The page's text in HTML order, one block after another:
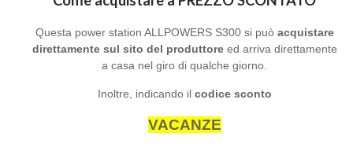
Questa power station ALLPOWERS S300 si può acquistare
direttamente sul sito del produttoreed arriva direttamente
a casa nel giro di qualche giorno.
Inoltre, indicando il codice sconto
VACANZE